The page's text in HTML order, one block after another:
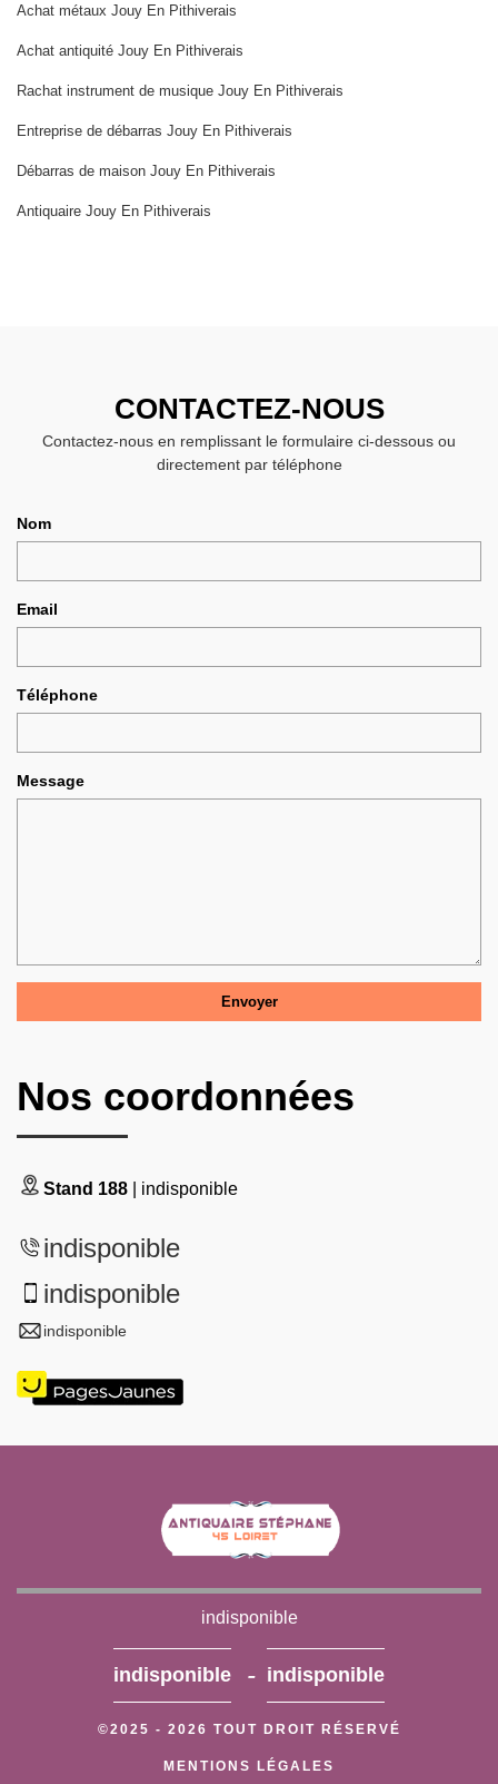
Achat métaux Jouy En Pithiverais
Achat antiquité Jouy En Pithiverais
Rachat instrument de musique Jouy En Pithiverais
Entreprise de débarras Jouy En Pithiverais
Débarras de maison Jouy En Pithiverais
Antiquaire Jouy En Pithiverais
CONTACTEZ-NOUS
Contactez-nous en remplissant le formulaire ci-dessous ou
directement par téléphone
Nom
Email
Téléphone
Message
Nos coordonnées
Stand 188 | indisponible
indisponible
indisponible
indisponible
indisponible
indisponible - indisponible
©2025 - 2026 TOUT DROIT RÉSERVÉ
MENTIONS LÉGALES